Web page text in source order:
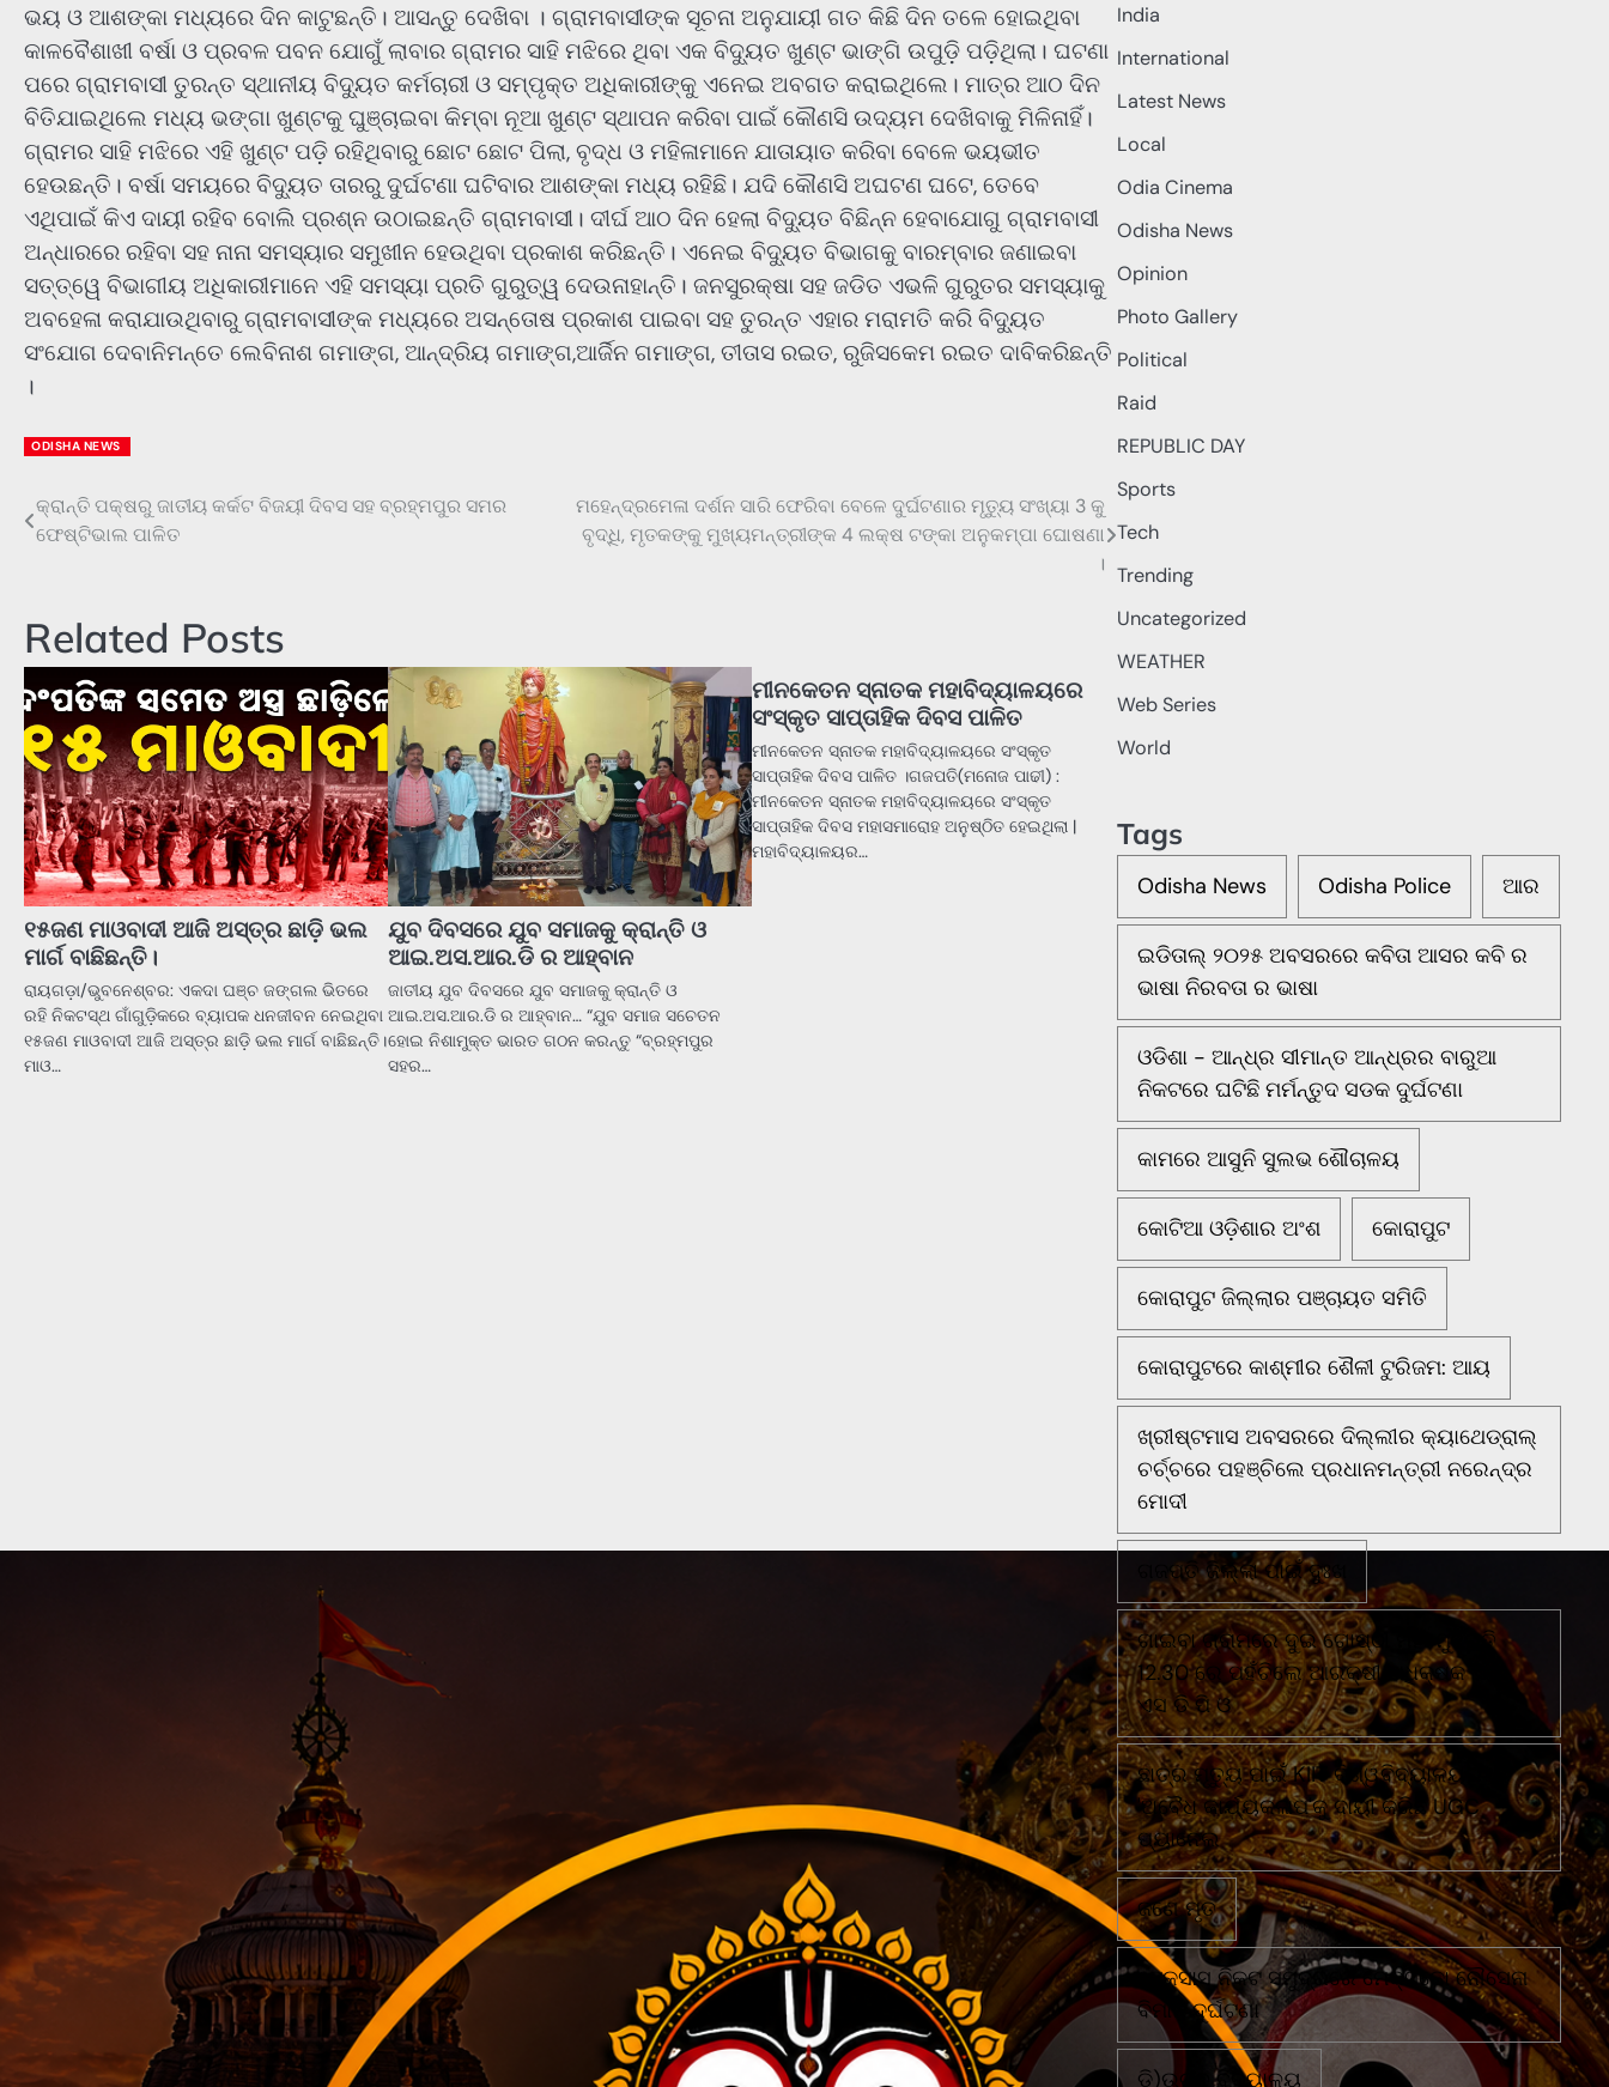
ଭୟ ଓ ଆଶଙ୍କା ମଧ୍ୟରେ ଦିନ କାଟୁଛନ୍ତି। ଆସନ୍ତୁ ଦେଖିବା । ଗ୍ରାମବାସୀଙ୍କ ସୂଚନା ଅନୁଯାୟୀ ଗତ କିଛି ଦିନ ତଳେ ହୋଇଥିବା
କାଳବୈଶାଖୀ ବର୍ଷା ଓ ପ୍ରବଳ ପବନ ଯୋଗୁଁ ଲାବାର ଗ୍ରାମର ସାହି ମଝିରେ ଥିବା ଏକ ବିଦ୍ୟୁତ ଖୁଣ୍ଟ ଭାଙ୍ଗି ଉପୁଡ଼ି ପଡ଼ିଥିଲା। ଘଟଣା
ପରେ ଗ୍ରାମବାସୀ ତୁରନ୍ତ ସ୍ଥାନୀୟ ବିଦ୍ୟୁତ କର୍ମଚାରୀ ଓ ସମ୍ପୃକ୍ତ ଅଧିକାରୀଙ୍କୁ ଏନେଇ ଅବଗତ କରାଇଥିଲେ। ମାତ୍ର ଆଠ ଦିନ
ବିତିଯାଇଥିଲେ ମଧ୍ୟ ଭଙ୍ଗା ଖୁଣ୍ଟକୁ ଘୁଞ୍ଚାଇବା କିମ୍ବା ନୂଆ ଖୁଣ୍ଟ ସ୍ଥାପନ କରିବା ପାଇଁ କୌଣସି ଉଦ୍ୟମ ଦେଖିବାକୁ ମିଳିନାହିଁ।
ଗ୍ରାମର ସାହି ମଝିରେ ଏହି ଖୁଣ୍ଟ ପଡ଼ି ରହିଥିବାରୁ ଛୋଟ ଛୋଟ ପିଲା, ବୃଦ୍ଧ ଓ ମହିଳାମାନେ ଯାତାୟାତ କରିବା ବେଳେ ଭୟଭୀତ
ହେଉଛନ୍ତି। ବର୍ଷା ସମୟରେ ବିଦ୍ୟୁତ ତାରରୁ ଦୁର୍ଘଟଣା ଘଟିବାର ଆଶଙ୍କା ମଧ୍ୟ ରହିଛି। ଯଦି କୌଣସି ଅଘଟଣ ଘଟେ, ତେବେ
ଏଥିପାଇଁ କିଏ ଦାୟୀ ରହିବ ବୋଲି ପ୍ରଶ୍ନ ଉଠାଇଛନ୍ତି ଗ୍ରାମବାସୀ। ଦୀର୍ଘ ଆଠ ଦିନ ହେଲା ବିଦ୍ୟୁତ ବିଛିନ୍ନ ହେବାଯୋଗୁ ଗ୍ରାମବାସୀ
ଅନ୍ଧାରରେ ରହିବା ସହ ନାନା ସମସ୍ୟାର ସମୁଖୀନ ହେଉଥିବା ପ୍ରକାଶ କରିଛନ୍ତି। ଏନେଇ ବିଦ୍ୟୁତ ବିଭାଗକୁ ବାରମ୍ବାର ଜଣାଇବା
ସତ୍ତ୍ୱେ ବିଭାଗୀୟ ଅଧିକାରୀମାନେ ଏହି ସମସ୍ୟା ପ୍ରତି ଗୁରୁତ୍ୱ ଦେଉନାହାନ୍ତି। ଜନସୁରକ୍ଷା ସହ ଜଡିତ ଏଭଳି ଗୁରୁତର ସମସ୍ୟାକୁ
ଅବହେଳା କରାଯାଉଥିବାରୁ ଗ୍ରାମବାସୀଙ୍କ ମଧ୍ୟରେ ଅସନ୍ତୋଷ ପ୍ରକାଶ ପାଇବା ସହ ତୁରନ୍ତ ଏହାର ମରାମତି କରି ବିଦ୍ୟୁତ
ସଂଯୋଗ ଦେବାନିମନ୍ତେ ଲେବିନାଶ ଗମାଙ୍ଗ, ଆନ୍ଦ୍ରିୟ ଗମାଙ୍ଗ,ଆର୍ଜିନ ଗମାଙ୍ଗ, ତୀତାସ ରଇତ, ରୁଜିସକେମ ରଇତ ଦାବିକରିଛନ୍ତି
।
ODISHA NEWS
Post
navigation
କ୍ରାନ୍ତି ପକ୍ଷରୁ ଜାତୀୟ କର୍କଟ ବିଜୟୀ ଦିବସ ସହ ବ୍ରହ୍ମପୁର ସମର
ଫେଷ୍ଟିଭାଲ ପାଳିତ
ମହେନ୍ଦ୍ରମେଳା ଦର୍ଶନ ସାରି ଫେରିବା ବେଳେ ଦୁର୍ଘଟଣାର ମୃତ୍ୟୁ ସଂଖ୍ୟା 3 କୁ
ବୃଦ୍ଧି, ମୃତକଙ୍କୁ ମୁଖ୍ୟମନ୍ତ୍ରୀଙ୍କ 4 ଲକ୍ଷ ଟଙ୍କା ଅନୁକମ୍ପା ଘୋଷଣା
।
Related Posts
୧୫ଜଣ ମାଓବାଦୀ ଆଜି ଅସ୍ତ୍ର ଛାଡ଼ି ଭଲ
ମାର୍ଗ ବାଛିଛନ୍ତି।
ରାୟଗଡ଼ା/ଭୁବନେଶ୍ବର: ଏକଦା ଘଞ୍ଚ ଜଙ୍ଗଲ ଭିତରେ
ରହି ନିକଟସ୍ଥ ଗାଁଗୁଡ଼ିକରେ ବ୍ୟାପକ ଧନଜୀବନ ନେଇଥିବା
୧୫ଜଣ ମାଓବାଦୀ ଆଜି ଅସ୍ତ୍ର ଛାଡ଼ି ଭଲ ମାର୍ଗ ବାଛିଛନ୍ତି।
ମାଓ…
ଯୁବ ଦିବସରେ ଯୁବ ସମାଜକୁ କ୍ରାନ୍ତି ଓ
ଆଇ.ଅସ.ଆର.ଡି ର ଆହ୍ବାନ
ଜାତୀୟ ଯୁବ ଦିବସରେ ଯୁବ ସମାଜକୁ କ୍ରାନ୍ତି ଓ
ଆଇ.ଅସ.ଆର.ଡି ର ଆହ୍ବାନ… “ଯୁବ ସମାଜ ସଚେତନ
ହୋଇ ନିଶାମୁକ୍ତ ଭାରତ ଗଠନ କରନ୍ତୁ “ବ୍ରହ୍ମପୁର
ସହର…
ମୀନକେତନ ସ୍ନାତକ ମହାବିଦ୍ୟାଳୟରେ
ସଂସ୍କୃତ ସାପ୍ତାହିକ ଦିବସ ପାଳିତ
ମୀନକେତନ ସ୍ନାତକ ମହାବିଦ୍ୟାଳୟରେ ସଂସ୍କୃତ
ସାପ୍ତାହିକ ଦିବସ ପାଳିତ ।ଗଜପତି(ମନୋଜ ପାଢୀ) :
ମୀନକେତନ ସ୍ନାତକ ମହାବିଦ୍ୟାଳୟରେ ସଂସ୍କୃତ
ସାପ୍ତାହିକ ଦିବସ ମହାସମାରୋହ ଅନୁଷ୍ଠିତ ହେଇଥିଲା |
ମହାବିଦ୍ୟାଳୟର…
India
International
Latest News
Local
Odia Cinema
Odisha News
Opinion
Photo Gallery
Political
Raid
REPUBLIC DAY
Sports
Tech
Trending
Uncategorized
WEATHER
Web Series
World
Tags
Odisha News Odisha Police ଆର
ଇଡିତାଲ୍ ୨୦୨୫ ଅବସରରେ କବିତା ଆସର କବି ର
ଭାଷା ନିରବତା ର ଭାଷା
ଓଡିଶା - ଆନ୍ଧ୍ର ସୀମାନ୍ତ ଆନ୍ଧ୍ରର ବାରୁଆ
ନିକଟରେ ଘଟିଛି ମର୍ମନ୍ତୁଦ ସଡକ ଦୁର୍ଘଟଣା
କାମରେ ଆସୁନି ସୁଲଭ ଶୌଚାଳୟ
କୋଟିଆ ଓଡ଼ିଶାର ଅଂଶ କୋରାପୁଟ
କୋରାପୁଟ ଜିଲ୍ଲାର ପଞ୍ଚାୟତ ସମିତି
କୋରାପୁଟରେ କାଶ୍ମୀର ଶୈଳୀ ଟୁରିଜମ: ଆୟ
ଖ୍ରୀଷ୍ଟମାସ ଅବସରରେ ଦିଲ୍ଲୀର କ୍ୟାଥେଡ୍ରାଲ୍
ଚର୍ଚ୍ଚରେ ପହଞ୍ଚିଲେ ପ୍ରଧାନମନ୍ତ୍ରୀ ନରେନ୍ଦ୍ର
ମୋଦୀ
ଗଜପତି ଜିଲ୍ଲା ପାଇଁ ଦୁଃଖ
ଗାଇବା ଗ୍ରାମରେ ଦୁଇ ଗୋଷ୍ଠୀ ମୁହାଁ ମୁହିଁରାତି
12.30 ରେ ପହଁଚିଲେ ଆରକ୍ଷୀ ଅଧିକ୍ଷକ ଏବଂ
ଏସ ଡି ପି ଓ
ଛାତ୍ର ମୃତ୍ୟୁ ପାଇଁ KIIT ବିଶ୍ୱବିଦ୍ୟାଳୟର
'ଅବୈଧ କାର୍ଯ୍ୟକଳାପ'କୁ ଦାୟୀ କରିଛି UGC
ପ୍ୟାନେଲ
ଜଣେ ମୃତ
ଟେକ୍ସାସ ନିକଟ ସମୁଦ୍ରରେ ମେକ୍ସିକୋ ନୌସେନା
ବିମାନ ଦୁର୍ଘଟଣା
ଡି)ଉଚ୍ଚ ବିଦ୍ୟାଳୟ